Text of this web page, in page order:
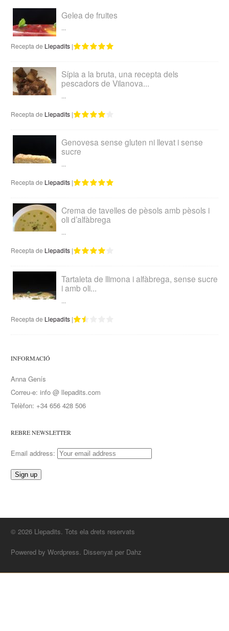
Gelea de fruites
...
Recepta de Llepadits |
Sípia a la bruta, una recepta dels
pescadors de Vilanova...
...
Recepta de Llepadits |
Genovesa sense gluten ni llevat i sense
sucre
...
Recepta de Llepadits |
Crema de tavelles de pèsols amb pèsols i
oli d’alfàbrega
...
Recepta de Llepadits |
Tartaleta de llimona i alfàbrega, sense sucre
i amb oli...
...
Recepta de Llepadits |
INFORMACIÓ
Anna Genís
Correu-e: info @ llepadits.com
Telèfon: +34 656 428 506
REBRE NEWSLETTER
Email address:
© 2026 Llepadits. Tots ela drets reservats
Powered by Wordpress. Dissenyat per Dahz